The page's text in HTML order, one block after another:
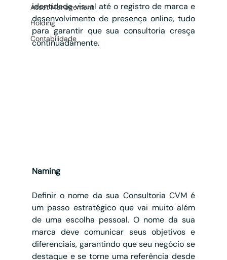
Asset Management
Holding
Contabilidade
identidade visual até o registro de marca e
desenvolvimento de presença online, tudo
para garantir que sua consultoria cresça
continuadamente.
Naming
Definir o nome da sua Consultoria CVM é
um passo estratégico que vai muito além
de uma escolha pessoal. O nome da sua
marca deve comunicar seus objetivos e
diferenciais, garantindo que seu negócio se
destaque e se torne uma referência desde